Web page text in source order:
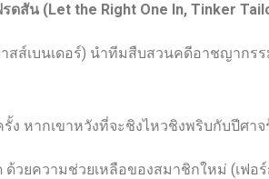
ดสัน (Let the Right One In, Tinker
ส์เบนเดอร์) นำทีมสืบสวนคดีอาชญากร
ง หากเขาหวังที่จะชิงไหวชิงพริบกับปีศา
วยความช่วยเหลือของสมาชิกใหม่ (เฟอ